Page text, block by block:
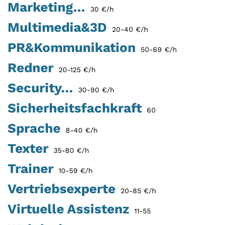
Marketing... 30 €/h
Multimedia&3D 20-40 €/h
PR&Kommunikation 50-69 €/h
Redner 20-125 €/h
Security... 30-90 €/h
Sicherheitsfachkraft 60
Sprache 8-40 €/h
Texter 35-80 €/h
Trainer 10-59 €/h
Vertriebsexperte 20-85 €/h
Virtuelle Assistenz 11-55